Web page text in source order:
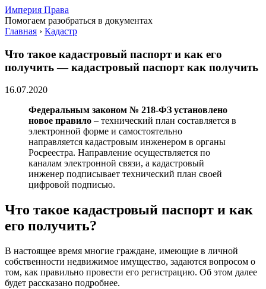
Империя Права
Помогаем разобраться в документах
Главная › Кадастр
Что такое кадастровый паспорт и как его
получить — кадастровый паспорт как получить
16.07.2020
Федеральным законом № 218-ФЗ установлено
новое правило – технический план составляется в
электронной форме и самостоятельно
направляется кадастровым инженером в органы
Росреестра. Направление осуществляется по
каналам электронной связи, а кадастровый
инженер подписывает технический план своей
цифровой подписью.
Что такое кадастровый паспорт и как
его получить?
В настоящее время многие граждане, имеющие в личной
собственности недвижимое имущество, задаются вопросом о
том, как правильно провести его регистрацию. Об этом далее
будет рассказано подробнее.